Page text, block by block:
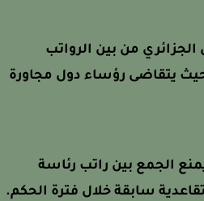
من بين الرواتب
يتقاضى رؤساء دول مجاورة
الجمع بين راتب رئاسة
سابقة خلال فترة الحكم.